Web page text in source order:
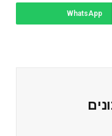
WhatsApp